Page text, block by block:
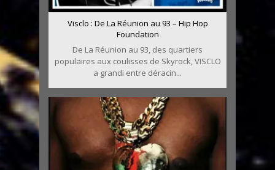
Visclo : De La Réunion au 93 – Hip Hop
Foundation
De La Réunion au 93, des quartiers
populaires aux coulisses de Skyrock, VISCLO
a grandi entre déracin...